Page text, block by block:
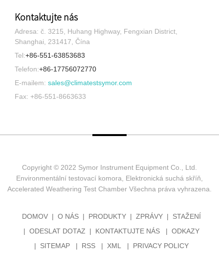
Kontaktujte nás
Adresa: č. 3215, Huhang Highway, Fengxian District,
Shanghai, 231417, Čína
Tel:+86-551-63853683
Telefon:+86-17756072770
E-mailem: sales@climatestsymor.com
Fax: +86-551-8663633
Copyright © 2022 Symor Instrument Equipment Co., Ltd.
Environmentální testovací komora, Elektronická suchá skříň,
Accelerated Weathering Test Chamber Všechna práva vyhrazena.
DOMOV O NÁS PRODUKTY ZPRÁVY
STAŽENÍ
ODESLAT DOTAZ
KONTAKTUJTE NÁS
ODKAZY
SITEMAP
RSS XML PRIVACY POLICY